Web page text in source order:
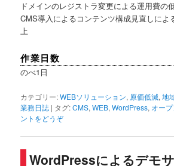
ドメインのレジストラ変更による運用費の
CMS導入によるコンテンツ構成見直しによ
上
作業日数
のべ1日
カテゴリー:WEBソリューション, 原価低減,地
業務日誌 | タグ:CMS,WEB,WordPress, オー
ントをどうぞ
WordPressによるデモ